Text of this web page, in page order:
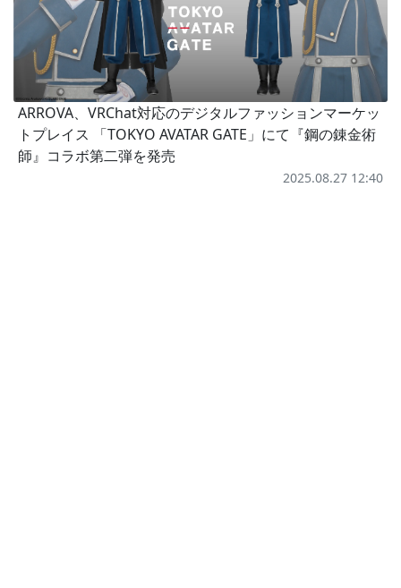
ARROVA、VRChat対応のデジタルファッションマーケッ
トプレイス 「TOKYO AVATAR GATE」にて『鋼の錬金術
師』コラボ第二弾を発売
2025.08.27 12:40